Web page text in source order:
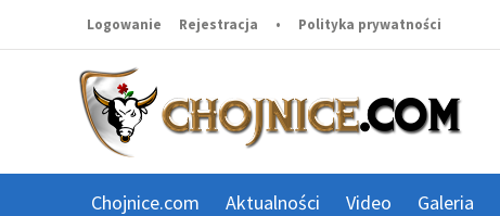
Logowanie Rejestracja • Polityka prywatności
Chojnice.com Aktualności Video Galeria